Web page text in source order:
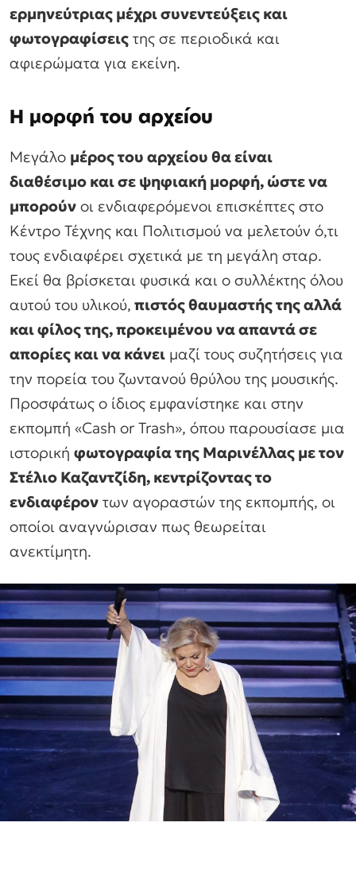
ερμηνεύτριας μέχρι συνεντεύξεις και
φωτογραφίσεις της σε περιοδικά και
αφιερώματα για εκείνη.
Η μορφή του αρχείου
Μεγάλο μέρος του αρχείου θα είναι
διαθέσιμο και σε ψηφιακή μορφή, ώστε να
μπορούν οι ενδιαφερόμενοι επισκέπτες στο
Κέντρο Τέχνης και Πολιτισμού να μελετούν ό,τι
τους ενδιαφέρει σχετικά με τη μεγάλη σταρ.
Εκεί θα βρίσκεται φυσικά και ο συλλέκτης όλου
αυτού του υλικού, πιστός θαυμαστής της αλλά
και φίλος της, προκειμένου να απαντά σε
απορίες και να κάνει μαζί τους συζητήσεις για
την πορεία του ζωντανού θρύλου της μουσικής.
Προσφάτως ο ίδιος εμφανίστηκε και στην
εκπομπή «Cash or Trash», όπου παρουσίασε μια
ιστορική φωτογραφία της Μαρινέλλας με τον
Στέλιο Καζαντζίδη, κεντρίζοντας το
ενδιαφέρον των αγοραστών της εκπομπής, οι
οποίοι αναγνώρισαν πως θεωρείται
ανεκτίμητη.